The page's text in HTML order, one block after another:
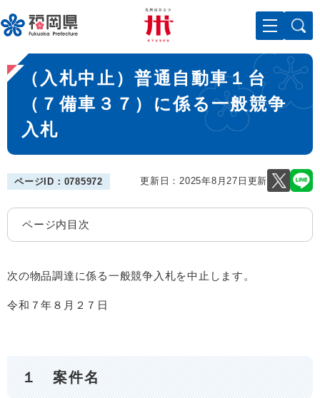
ー
ジ
先
頭
メニューを飛ばして本文へ
本
文
（入札中止）普通自動車１台
（７備車３７）に係る一般競争
入札
ページID：0785972 更新日：2025年8月27日更新
ページ内目次
次の物品調達に係る一般競争入札を中止します。
令和７年８月２７日
１ 案件名